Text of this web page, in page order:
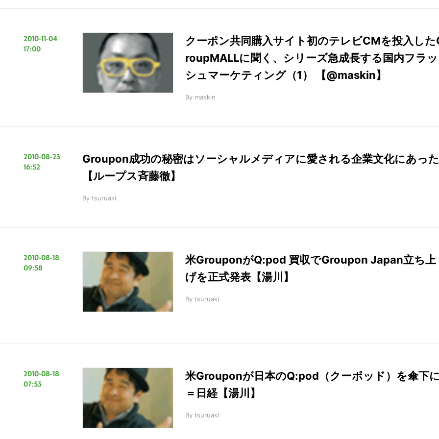
2010-11-04
17:00
クーポン共同購入サイト初のテレビCMを投入した
roupMALLに聞く、シリーズ急成長する国内フラッ
シュマーケティング（1） 【@maskin】
By maskin
2010-08-23
16:52
Groupon成功の秘密はソーシャルメディアに愛される企業文化にあった
【ループス斉藤徹】
By tsuruaki
2010-08-18
09:58
米GrouponがQ:pod 買収でGroupon Japan立ち上
げを正式発表【湯川】
By tsuruaki
2010-08-18
07:53
米Grouponが日本のQ:pod（クーポッド）を傘下
＝日経【湯川】
By tsuruaki
イ
ト
検
索